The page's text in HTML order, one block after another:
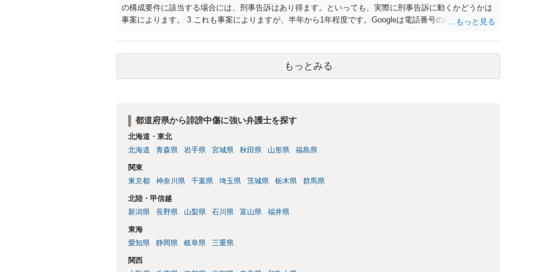
の構成要件に該当する場合には、刑事告訴はあり得ます。といっても、実際に刑事告訴に動くかどうかは
事案によります。 3.これも事案によりますが、半年から1年程度です。Googleは電話番号の開示請求もで
さらにいえば、利用者からの口コミ投稿の場合、開示請求者はある程度対象者を特定できている（ただし
証拠による裏付けか必要なので発信者情報開示請求をする）というケースが比較的多いと思われます。
もっとみる
都道府県から誹謗中傷に強い弁護士を探す
北海道・東北
北海道
青森県 岩手県 宮城県 秋田県 山形県 福島県
関東
東京都
神奈川県 千葉県 埼玉県 茨城県 栃木県 群馬県
北陸・甲信越
新潟県
長野県 山梨県 石川県 富山県 福井県
東海
愛知県
静岡県 岐阜県 三重県
関西